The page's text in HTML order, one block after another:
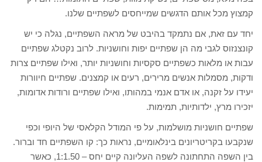
קמצוץ מכל אותם הדגשים שמייחסים לשפתיים שלנו.
יחד עם זאת, אם נתמקד בהיבט של מראה השפתיים, נגלה כי יש
קונצנזוס לגבי מה הן שפתיים יפות וחושניות. לרוב נקטלג שפתיים
עבות או מלאות כשפתיים סקסיות וחושניות יותר, ואילו שפתיים צרות
ודקות, מסמלות אנשים מרירים, רעים או קמצנים. שפתיים חיוורות
יעידו על זקנה, או אדם אנמי במהותו, ואילו שפתיים ורודות אדומות,
יזכירו מרץ, ילדותיות, תמימות.
שפתיים חושניות מושלמות, על פי המודל הקלאסי של היופי וכפי
שנקבעו בקריטריונים בינלאומיים, נראות כך: קו השפתיים חד וברור.
בין השפה התחתונה לשפה העליונה קיים יחס – 1:1.50, כאשר